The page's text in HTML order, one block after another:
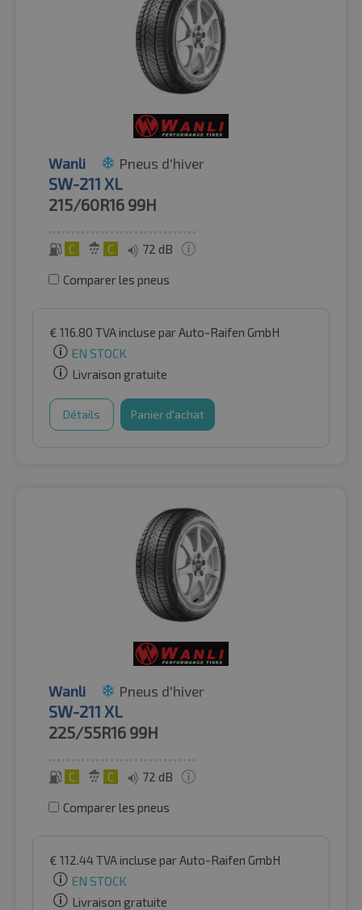
Wanli Pneus d'hiver
SW-211 XL
215/60R16 99H
C C 72 dB
Comparer les pneus
€ 116.80 TVA incluse par Auto-Raifen GmbH
EN STOCK
Livraison gratuite
Détails Panier d'achat
Wanli Pneus d'hiver
SW-211 XL
225/55R16 99H
C C 72 dB
Comparer les pneus
€ 112.44TVA incluse par Auto-Raifen GmbH
EN STOCK
Livraison gratuite